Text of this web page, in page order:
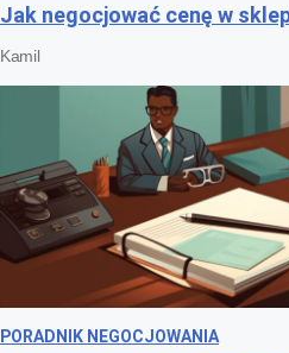
Jak negocjować cenę w
Kamil
PORADNIK NEGOCJOWANIA